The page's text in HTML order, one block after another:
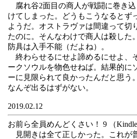
腐れ谷2面目の商人が戦闘に巻き
けてしまった。どうもこうなるとず
ようだ。オストラヴァは間違って切
たのに。そんなわけで商人は殺した
防具は入手不能（だよね）。
終わらせるにせよ諦めるにせよ、
ークソウルを物色せねば。結果的に
ーに見限られて良かったんだと思う
なんぞ出るはずがない。
2019.02.12
お前ら全員めんどくさい！ 9 （
見開きは全て正しかった。これが